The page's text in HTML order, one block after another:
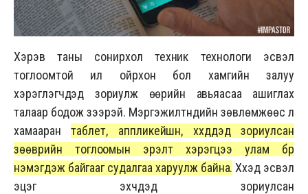
Хэрэв таны сонирхол техник технологи эсвэл
тоглоомтой илүү ойрхон бол хамгийн залуу
хэрэглэгчдэд зориулж өөрийн авьяасаа ашиглах
талаар бодож үзээрэй. Мэргэжилтнүүдийн зөвлөмжөөс үл
хамаарантаблет, аппликейшн, хүүхдүүдэд зориулсан
зөөврийн тоглоомын эрэлт хэрэгцээ улам бүр
нэмэгдэж байгааг судалгаа харуулж байна. Хүүхэд эсвэл
эцэг эхчүүдэд зориулсан